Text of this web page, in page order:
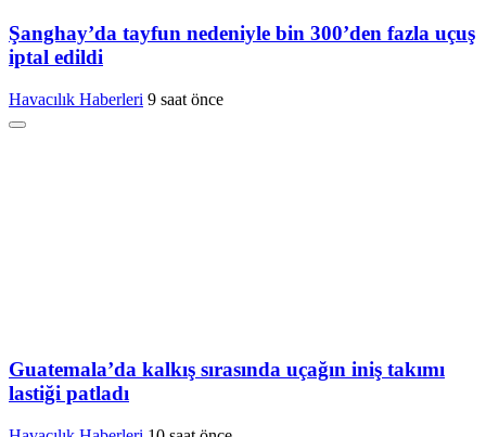
Şanghay’da tayfun nedeniyle bin 300’den fazla uçuş
iptal edildi
Havacılık Haberleri 9 saat önce
Guatemala’da kalkış sırasında uçağın iniş takımı
lastiği patladı